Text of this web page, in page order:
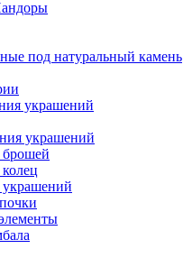
под натуральный камень
украшений
украшений